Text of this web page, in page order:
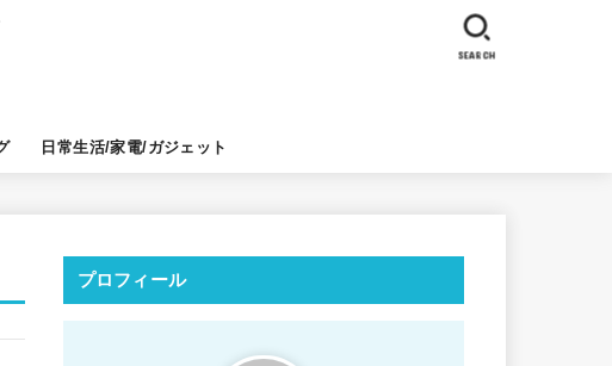
日常生活/家電/ガジェット
SEARCH
プロフィール